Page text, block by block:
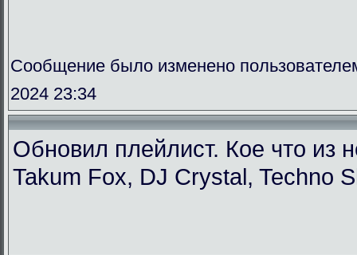
Сообщение было изменено
2024 23:34
Обновил плейлист. Кое что из
Takum Fox, DJ Crystal, Techno